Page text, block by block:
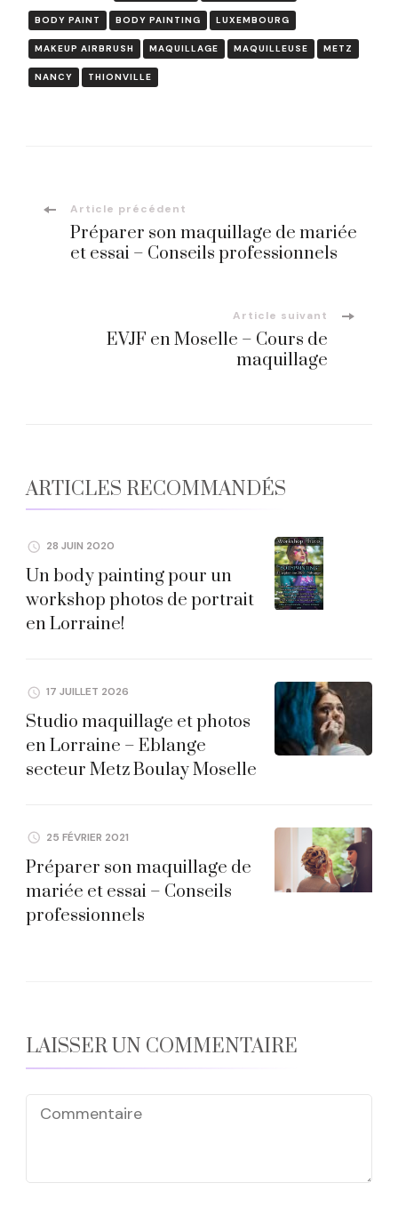
BODY PAINT BODY PAINTING LUXEMBOURG
MAKEUP AIRBRUSH MAQUILLAGE MAQUILLEUSE METZ
NANCY THIONVILLE
Navigation
d'article
Article précédent
Préparer son maquillage de mariée
et essai – Conseils professionnels
Article suivant
EVJF en Moselle – Cours de
maquillage
ARTICLES RECOMMANDÉS
28 JUIN 2020
Un body painting pour un
workshop photos de portrait
en Lorraine!
17 JUILLET 2026
Studio maquillage et photos
en Lorraine – Eblange
secteur Metz Boulay Moselle
25 FÉVRIER 2021
Préparer son maquillage de
mariée et essai – Conseils
professionnels
LAISSER UN COMMENTAIRE